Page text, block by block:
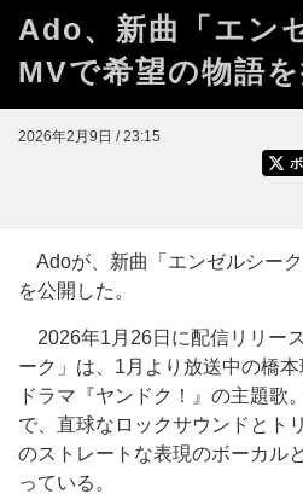
Ado、新曲「エン
MVで希望の物語を
2026年2月9日 / 23:15
Adoが、新曲「エンゼルシー
を公開した。
2026年1月26日に配信リリー
ーク」は、1月より放送中の橋
ドラマ『ヤンドク！』の主題歌
で、直球なロックサウンドとト
のストレートな表現のボーカル
っている。